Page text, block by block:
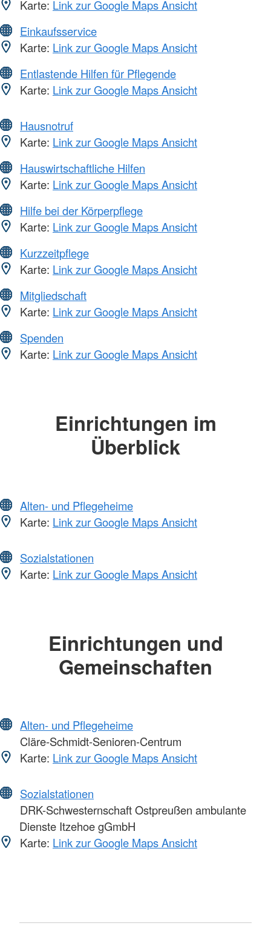
Karte: Link zur Google Maps Ansicht
Einkaufsservice
Karte: Link zur Google Maps Ansicht
Entlastende Hilfen für Pflegende
Karte: Link zur Google Maps Ansicht
Hausnotruf
Karte: Link zur Google Maps Ansicht
Hauswirtschaftliche Hilfen
Karte: Link zur Google Maps Ansicht
Hilfe bei der Körperpflege
Karte: Link zur Google Maps Ansicht
Kurzzeitpflege
Karte: Link zur Google Maps Ansicht
Mitgliedschaft
Karte: Link zur Google Maps Ansicht
Spenden
Karte: Link zur Google Maps Ansicht
Einrichtungen im
Überblick
Alten- und Pflegeheime
Karte: Link zur Google Maps Ansicht
Sozialstationen
Karte: Link zur Google Maps Ansicht
Einrichtungen und
Gemeinschaften
Alten- und Pflegeheime
Cläre-Schmidt-Senioren-Centrum
Karte: Link zur Google Maps Ansicht
Sozialstationen
DRK-Schwesternschaft Ostpreußen ambulante
Dienste Itzehoe gGmbH
Karte: Link zur Google Maps Ansicht